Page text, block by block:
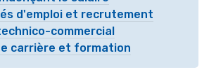
d'emploi et recrutement
commercial
carrière et formation